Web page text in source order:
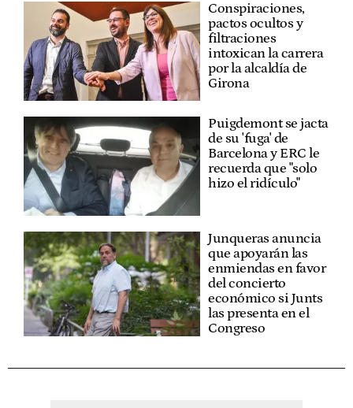
Conspiraciones,
pactos ocultos y
filtraciones
intoxican la carrera
por la alcaldía de
Girona
Puigdemont se jacta
de su 'fuga' de
Barcelona y ERC le
recuerda que "solo
hizo el ridículo"
Junqueras anuncia
que apoyarán las
enmiendas en favor
del concierto
económico si Junts
las presenta en el
Congreso